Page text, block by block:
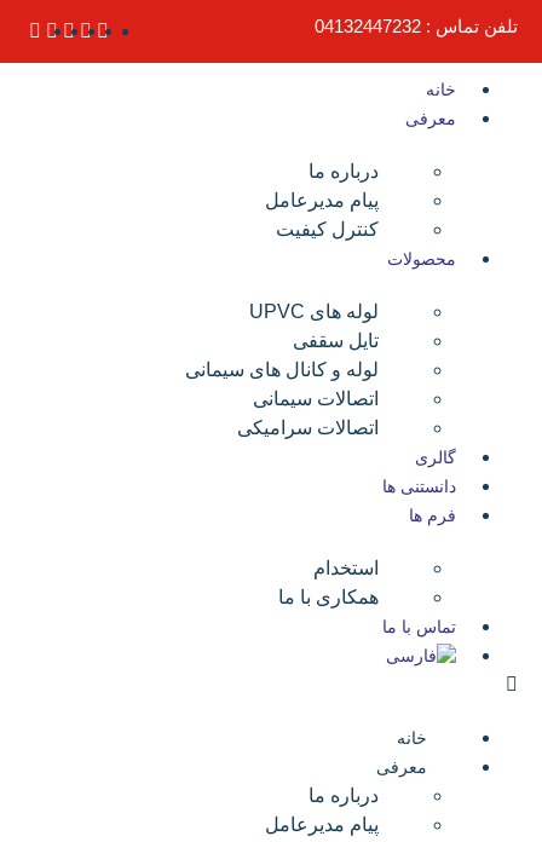
تلفن تماس : 04132447232
خانه
معرفی
درباره ما
پیام مدیرعامل
کنترل کیفیت
محصولات
لوله های UPVC
تایل سقفی
لوله و کانال های سیمانی
اتصالات سیمانی
اتصالات سرامیکی
گالری
دانستنی ها
فرم ها
استخدام
همکاری با ما
تماس با ما
خانه
معرفی
درباره ما
پیام مدیرعامل